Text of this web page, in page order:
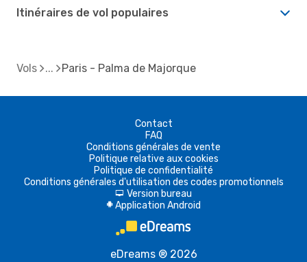
Itinéraires de vol populaires
Vols Paris - Palma de Majorque
Contact
FAQ
Conditions générales de vente
Politique relative aux cookies
Politique de confidentialité
Conditions générales d'utilisation des codes promotionnels
d Version bureau
A Application Android
eDreams ® 2026